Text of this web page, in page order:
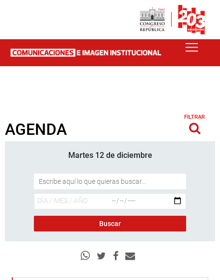
AGENDA
FILTRAR
Martes 12 de diciembre